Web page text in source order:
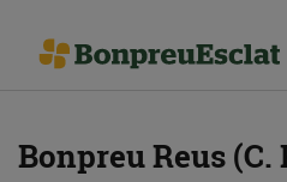
Bonpreu Reus (C.